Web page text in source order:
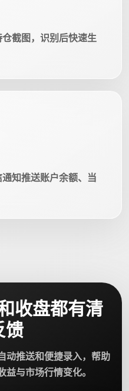
仓截图，识别后快速生
知推送账户余额、当
收盘都有清
馈
动推送和便捷录入，帮助
益与市场行情变化。